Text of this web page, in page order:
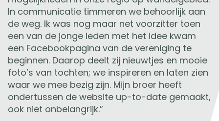
In communicatie timmeren we behoorlijk aan
de weg. Ik was nog maar net voorzitter toen
een van de jonge leden met het idee kwam
een Facebookpagina van de vereniging te
beginnen. Daarop deelt zij nieuwtjes en mooie
foto’s van tochten; we inspireren en laten zien
waar we mee bezig zijn. Mijn broer heeft
ondertussen de website up-to-date gemaakt,
ook niet onbelangrijk.”